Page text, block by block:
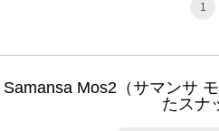
1
Samansa Mos2（サマンサ
たスナ